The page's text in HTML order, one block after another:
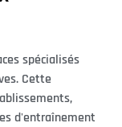
spécialisés
Cette
d'entraînement